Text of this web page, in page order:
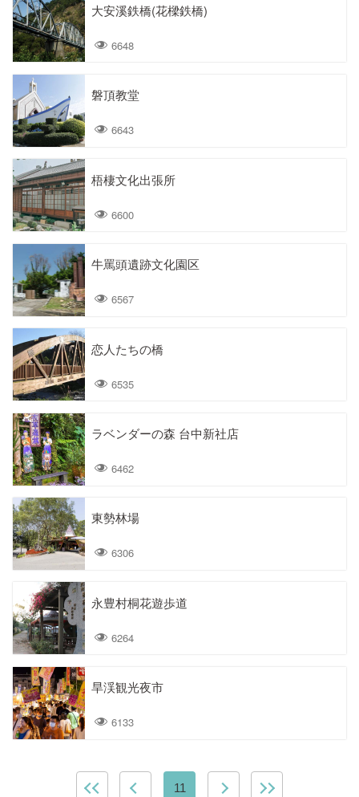
大安溪鉄橋(花樑鉄橋)
6648
磐頂教堂
6643
梧棲文化出張所
6600
牛罵頭遺跡文化園区
6567
恋人たちの橋
6535
ラベンダーの森 台中新社店
6462
東勢林場
6306
永豊村桐花遊歩道
6264
旱渓観光夜市
6133
11